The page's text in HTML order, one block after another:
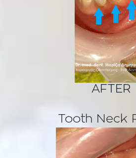
AFTER
Tooth Neck